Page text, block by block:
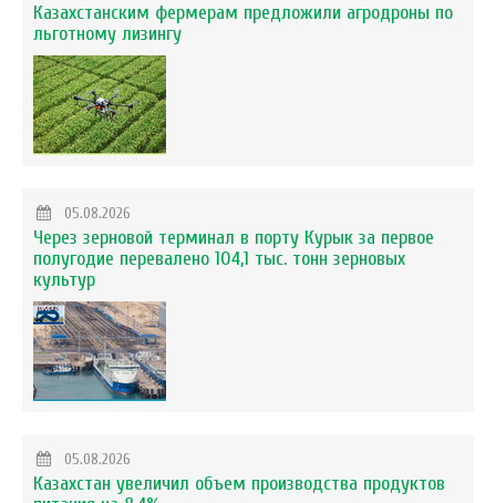
Казахстанским фермерам предложили агродроны по
льготному лизингу
05.08.2026
Через зерновой терминал в порту Курык за первое
полугодие перевалено 104,1 тыс. тонн зерновых
культур
05.08.2026
Казахстан увеличил объем производства продуктов